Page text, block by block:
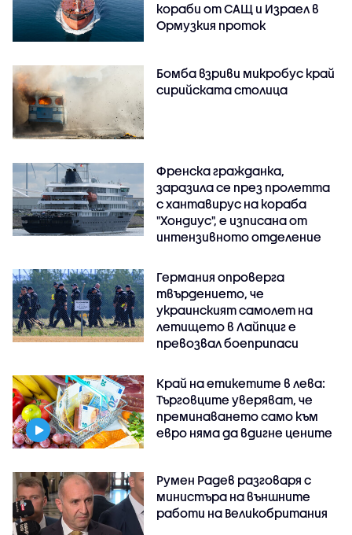
кораби от САЩ и Израел в
Ормузкия проток
Бомба взриви микробус край
сирийската столица
Френска гражданка,
заразила се през пролетта
с хантавирус на кораба
"Хондиус", е изписана от
интензивното отделение
Германия опроверга
твърдението, че
украинският самолет на
летището в Лайпциг е
превозвал боеприпаси
Край на етикетите в лева:
Търговците уверяват, че
преминаването само към
евро няма да вдигне цените
Румен Радев разговаря с
министъра на външните
работи на Великобритания